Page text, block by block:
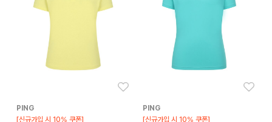
PING
[신규가입 시 10% 쿠폰]
PING
[신규가입 시 10% 쿠폰]